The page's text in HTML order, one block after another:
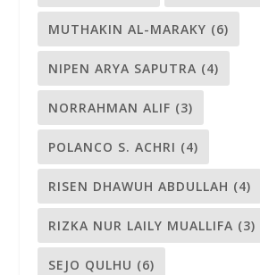
MUTHAKIN AL-MARAKY (6)
NIPEN ARYA SAPUTRA (4)
NORRAHMAN ALIF (3)
POLANCO S. ACHRI (4)
RISEN DHAWUH ABDULLAH (4)
RIZKA NUR LAILY MUALLIFA (3)
SEJO QULHU (6)